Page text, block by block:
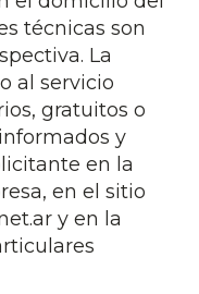
técnicas son
La
al servicio
gratuitos o
y
en la
en el sitio
y en la